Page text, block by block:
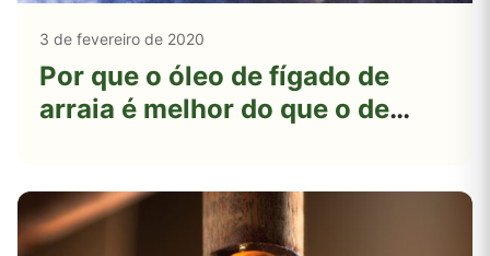
3 de fevereiro de 2020
Por que o óleo de fígado de
arraia é melhor do que o de